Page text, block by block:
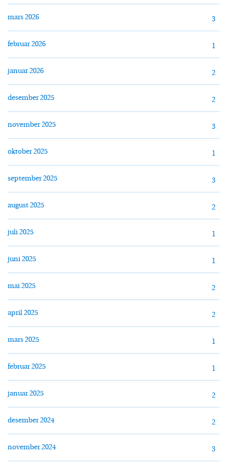
mars 2026 3
februar 2026 1
januar 2026 2
desember 2025 2
november 2025 3
oktober 2025 1
september 2025 3
august 2025 2
juli 2025 1
juni 2025 1
mai 2025 2
april 2025 2
mars 2025 1
februar 2025 1
januar 2025 2
desember 2024 2
november 2024 3